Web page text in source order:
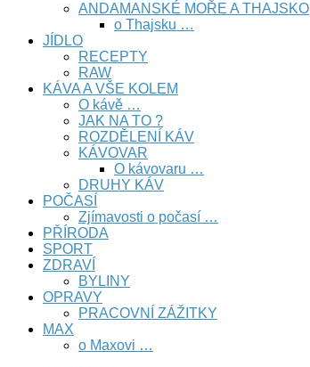
ANDAMANSKÉ MOŘE A THAJSKO
o Thajsku …
JÍDLO
RECEPTY
RAW
KÁVA A VŠE KOLEM
O kávě …
JAK NA TO ?
ROZDĚLENÍ KÁV
KÁVOVAR
O kávovaru …
DRUHY KÁV
POČASÍ
Zjímavosti o počasí …
PŘÍRODA
SPORT
ZDRAVÍ
BYLINY
OPRAVY
PRACOVNÍ ZÁŽITKY
MAX
o Maxovi …